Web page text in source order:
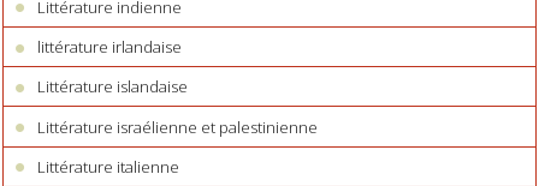
Littérature indienne
littérature irlandaise
Littérature islandaise
Littérature israélienne et palestinienne
Littérature italienne